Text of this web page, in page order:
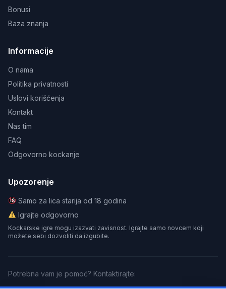
Bonusi
Baza znanja
Informacije
O nama
Politika privatnosti
Uslovi korišćenja
Kontakt
Nas tim
FAQ
Odgovorno kockanje
Upozorenje
Samo za lica starija od 18 godina
Igrajte odgovorno
Kockarske igre mogu izazvati zavisnost. Igrajte samo novcem koji
možete sebi dozvoliti da izgubite.
Potrebna vam je pomoć? Kontaktirajte: